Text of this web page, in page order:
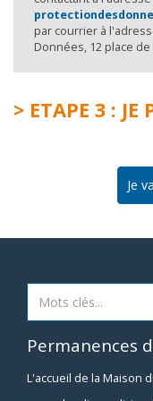
par courrier à
Données, 12 place
> ETAPE 3 : JE
Je
Permanences
L'accueil de la Maison